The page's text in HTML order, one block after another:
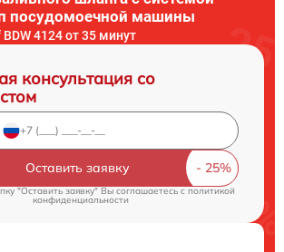
посудомоечной машины
4124 от 35 минут
консультация со
Оставить заявку
"Оставить заявку" Вы соглашаетесь cполитикой
конфиденциальности